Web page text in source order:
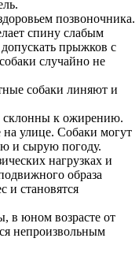
позвоночника.
спину слабым
прыжков с
случайно не
собаки линяют и
к ожирению.
улице. Собаки могут
и сырую погоду.
нагрузках и
образа
и становятся
в юном возрасте от
непроизвольным